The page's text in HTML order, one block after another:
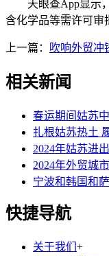
天眼查App显示，
含化学品等需许可审
上一篇： 吹响外贸冲
相关新闻
春运期间姑苏
扎根姑苏热土
2024年姑苏进
2024年外贸城
宁波和韩国和
快捷导航
关于我们 +